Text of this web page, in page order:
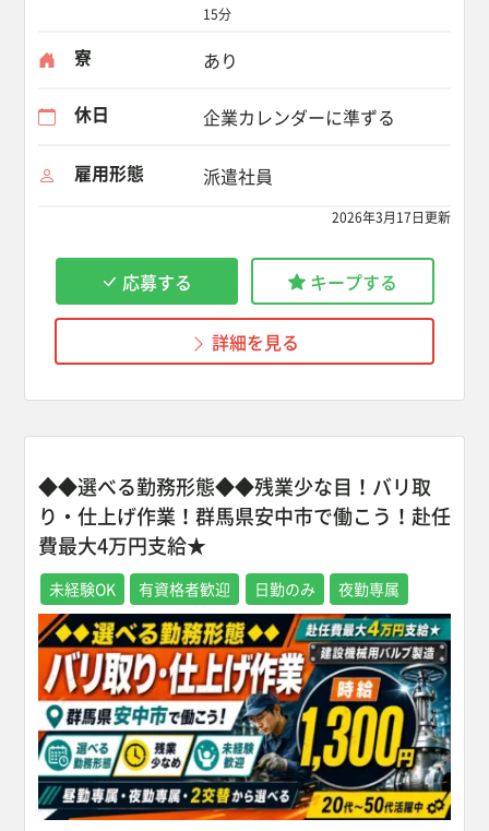
15分
寮 あり
休日 企業カレンダーに準ずる
雇用形態 派遣社員
2026年3月17日更新
応募する キープする
詳細を見る
◆◆選べる勤務形態◆◆残業少な目！バリ取
り・仕上げ作業！群馬県安中市で働こう！赴任
費最大4万円支給★
未経験OK 有資格者歓迎 日勤のみ 夜勤専属